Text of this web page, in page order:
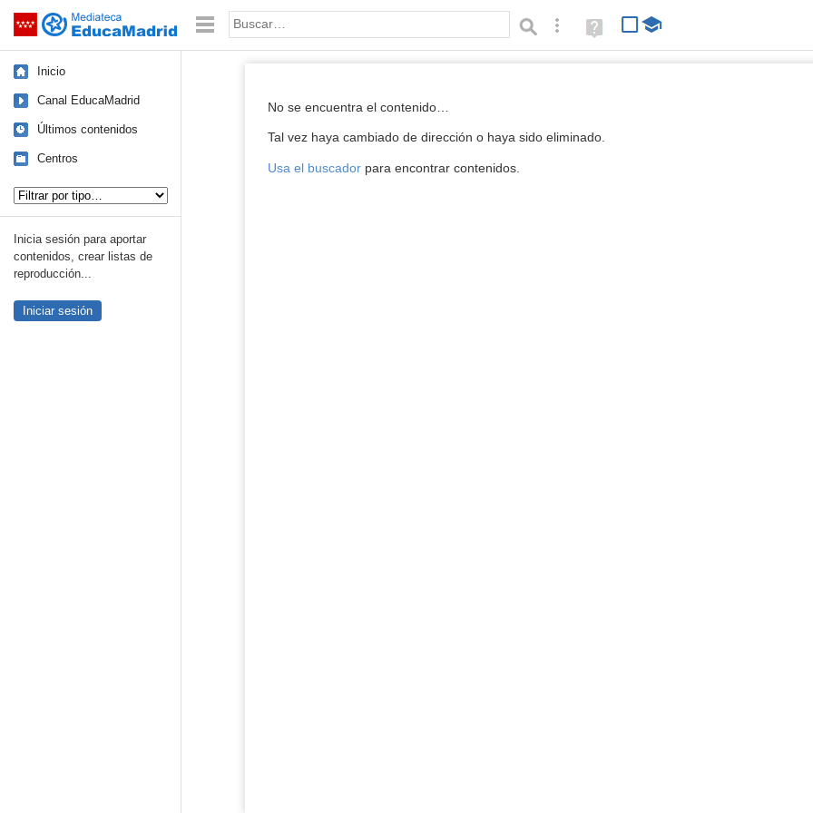
Saltar navegación Palabra o frase: Búsqueda avanzada
Ayuda
(en
Inicio
Canal EducaMadrid
Últimos contenidos
Centros
Inicia sesión para aportar
contenidos, crear listas de
reproducción...
Iniciar sesión
Reproductor de la Mediateca
No se encuentra el contenido…
Tal vez haya cambiado de dirección o haya sido eliminado.
Usa el buscadorpara encontrar contenidos.